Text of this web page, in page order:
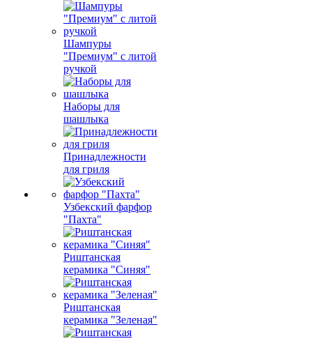
Шампуры
"Премиум" с литой
ручкой
Наборы для
шашлыка
Принадлежности
для гриля
Узбекский фарфор
"Пахта"
Риштанская
керамика "Синяя"
Риштанская
керамика "Зеленая"